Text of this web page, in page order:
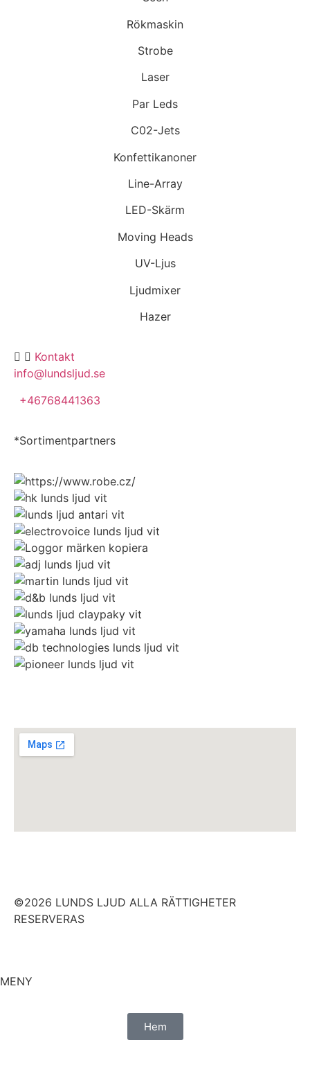
Rökmaskin
Strobe
Laser
Par Leds
C02-Jets
Konfettikanoner
Line-Array
LED-Skärm
Moving Heads
UV-Ljus
Ljudmixer
Hazer
Kontakt
info@lundsljud.se
+46768441363
*Sortimentpartners
©2026 LUNDS LJUD ALLA RÄTTIGHETER
RESERVERAS
MENY
Hem